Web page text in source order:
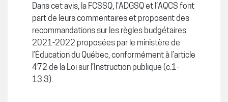
Dans cet avis, la FCSSQ, l'ADGSQ et l’AQCS font
part de leurs commentaires et proposent des
recommandations sur les règles budgétaires
2021-2022 proposées par le ministère de
l’Éducation du Québec, conformément à l’article
472 de la Loi sur l’Instruction publique (c.1-
13.3).